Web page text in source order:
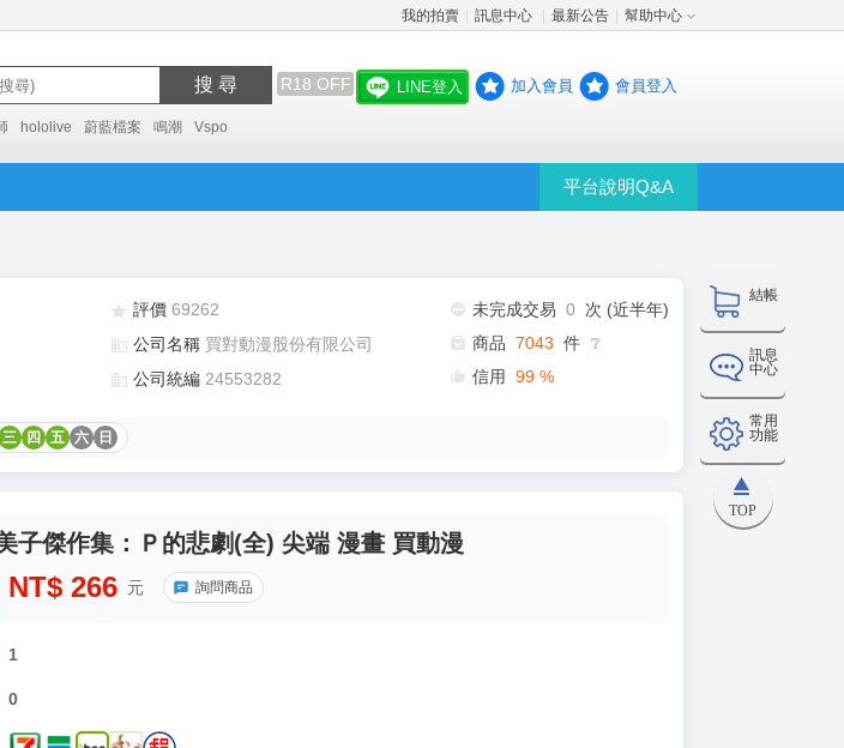
我的拍賣 訊息中心 最新公告 幫助中心
搜 尋 R18 OFF
hololive 蔚藍檔案 鳴潮 Vspo
LINE登入 加入會員 會員登入
平台說明Q&A
結帳
訊息
中心
常用
功能
TOP
評價 69262
公司名稱 買對動漫股份有限公司
公司統編 24553282
未完成交易 0
次 (近半年)
商品 7043 件 ❔
信用 99 %
三 四 五 六 日
子傑作集：Ｐ的悲劇(全) 尖端 漫畫 買動漫
NT$ 266 元 詢問商品
1
0